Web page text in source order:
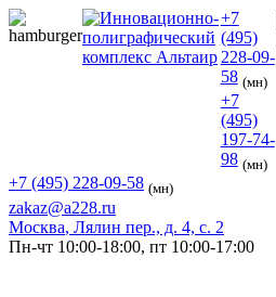
+7
(495)
228-09-
58 (мн)
+7
(495)
197-74-
98 (мн)
+7 (495) 228-09-58 (мн)
zakaz@a228.ru
Москва, Лялин пер., д. 4, с. 2
Пн-чт 10:00-18:00, пт 10:00-17:00